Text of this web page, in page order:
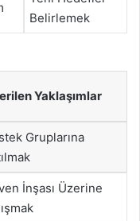
Belirlemek
Yaklaşımlar
Gruplarına
İnşası Üzerine